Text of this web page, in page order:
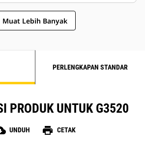
Muat Lebih Banyak
PERLENGKAPAN STANDAR
PRODUK UNTUK G3520
UNDUH print CETAK